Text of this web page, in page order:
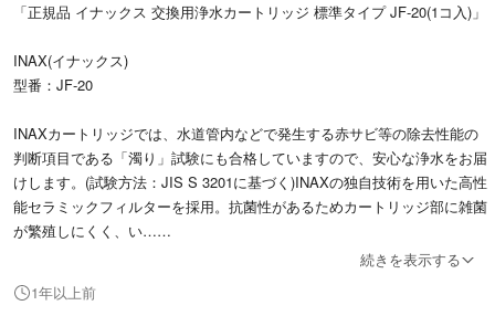
「正規品 イナックス 交換用浄水カートリッジ 標準タイプ JF-20(1コ入)」
INAX(イナックス)
型番：JF-20
INAXカートリッジでは、水道管内などで発生する赤サビ等の除去性能の
判断項目である「濁り」試験にも合格していますので、安心な浄水をお届
けします。(試験方法：JIS S 3201に基づく)INAXの独自技術を用いた高性
能セラミックフィルターを採用。抗菌性があるためカートリッジ部に雑菌
が繁殖しにくく、い…
発売年月日：2002/04
続きを表示する
1年以上前